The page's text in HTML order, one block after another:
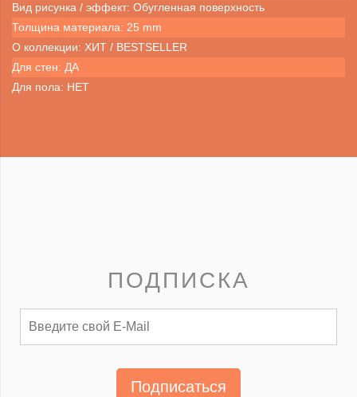
Вид рисунка / эффект: Обугленная поверхность
Толщина материала: 25 mm
О коллекции: ХИТ / BESTSELLER
Для стен: ДА
Для пола: НЕТ
ПОДПИСКА
Подписаться